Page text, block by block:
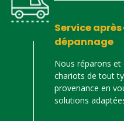
Service
dépannage
Nous réparons et
chariots de tout
provenance en
solutions